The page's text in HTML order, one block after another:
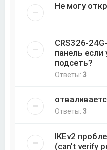
Не могу
CRS326-
панель если
подсеть?
Ответы:3
Ответы:3
IKEv2
(can't verify